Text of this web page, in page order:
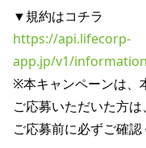
https://api.lifecorp-
app.jp/v1/
※本キャンペーンは、
ご応募いただいた方は
ご応募前に必ずご確認